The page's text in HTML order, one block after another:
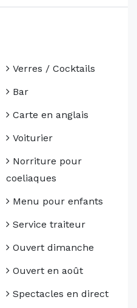
Verres / Cocktails
Bar
Carte en anglais
Voiturier
Norriture pour
coeliaques
Menu pour enfants
Service traiteur
Ouvert dimanche
Ouvert en août
Spectacles en direct